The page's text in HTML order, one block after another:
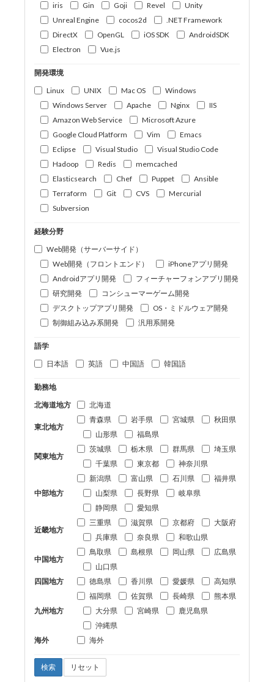
iris
Gin Goji Revel
Unity
Unreal Engine
cocos2d
.NET Framework
DirectX
OpenGL iOS SDK
AndroidSDK
Electron
Vue.js
開発環境
Linux
UNIX Mac OS
Windows
Windows Server
Apache Nginx
IIS
Amazon Web Service
Microsoft Azure
Google Cloud Platform
Vim
Emacs
Eclipse
Visual Studio
Visual Studio Code
Hadoop
Redis
memcached
Elasticsearch
Chef Puppet
Ansible
Terraform
Git CVS
Mercurial
Subversion
経験分野
Web開発（サーバーサイド）
Web開発（フロントエンド）
iPhoneアプリ開発
Androidアプリ開発
フィーチャーフォンアプリ開発
研究開発
コンシューマーゲーム開発
デスクトップアプリ開発
OS・ミドルウェア開発
制御組み込み系開発
汎用系開発
語学
日本語
英語 中国語 韓国語
勤務地
北海道地方
北海道
東北地方
青森県 岩手県 宮城県
秋田県
山形県
福島県
関東地方
茨城県 栃木県 群馬県
埼玉県
千葉県
東京都 神奈川県
中部地方
新潟県 富山県 石川県
福井県
山梨県
長野県
岐阜県
静岡県
愛知県
近畿地方
三重県 滋賀県 京都府
大阪府
兵庫県
奈良県 和歌山県
中国地方
鳥取県 島根県 岡山県
広島県
山口県
四国地方
徳島県 香川県 愛媛県 高知県
九州地方
福岡県 佐賀県 長崎県
熊本県
大分県
宮崎県
鹿児島県
沖縄県
海外
海外
検索 リセット